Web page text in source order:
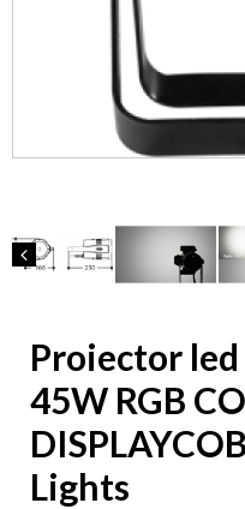
Proiector
45W RGB
Lights